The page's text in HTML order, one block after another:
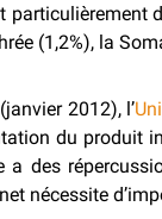
(1,2%), la
2012), l’
du produit
des
nécessite